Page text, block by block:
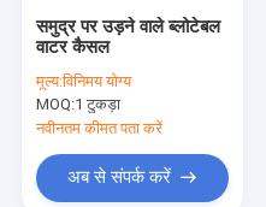
समुद्र पर उड़ने वाले ब्लोटेबल
वाटर कैसल
मूल्य:विनिमय योग्य
MOQ:1 टुकड़ा
नवीनतम कीमत पता करें
अब से संपर्क करें